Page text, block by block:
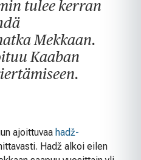
Mekkaan.
Kaaban
ajoittuvaa hadž-
Hadž alkoi eilen